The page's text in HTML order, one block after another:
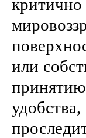
или